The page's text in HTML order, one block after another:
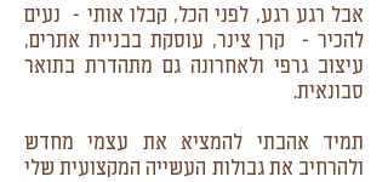
אבל רגע רגע, לפני הכל, קבלו אותי - נעים
להכיר - קרן צינר, עוסקת בבניית אתרים,
עיצוב גרפי ולאחרונה גם מתהדרת בתואר
סבונאית.
תמיד אהבתי להמציא את עצמי מחדש
ולהרחיב את גבולות העשייה המקצועית שלי